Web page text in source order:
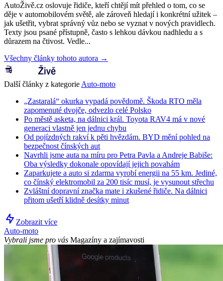
AutoŽivě.cz oslovuje řidiče, kteří chtějí mít přehled o tom, co se
děje v automobilovém světě, ale zároveň hledají i konkrétní užitek –
jak ušetřit, vybrat správný vůz nebo se vyznat v nových pravidlech.
Texty jsou psané přístupně, často s lehkou dávkou nadhledu a s
důrazem na čtivost. Vedle...
Všechny články tohoto autora →
Další články z kategorie Auto-moto
„Zastaralá“ okurka vypadá povědomě. Škoda RTO měla
zapomenuté dvojče, odvezlo celé Polsko
Po městě asketa, na dálnici král. Toyota RAV4 má v nové
generaci vlastně jen jednu chybu
Od pojízdných rakví k pěti hvězdám. BYD mění pohled na
bezpečnost čínských aut
Navrhli jsme auta na míru pro Petra Pavla a Andreje Babiše:
Oba výsledky dokonale opovídají jejich povahám
Zaparkujete a auto si zdarma vyrobí energii na 55 km. Jediné,
co čínský elektromobil za 200 tisíc musí, je vysunout střechu
Zvláštní dopravní značka mate i zkušené řidiče. Na dálnici
přitom ušetří klidně desítky minut
Zobrazit více
Auto-moto
Vybrali jsme pro vás Magazíny a zajímavosti